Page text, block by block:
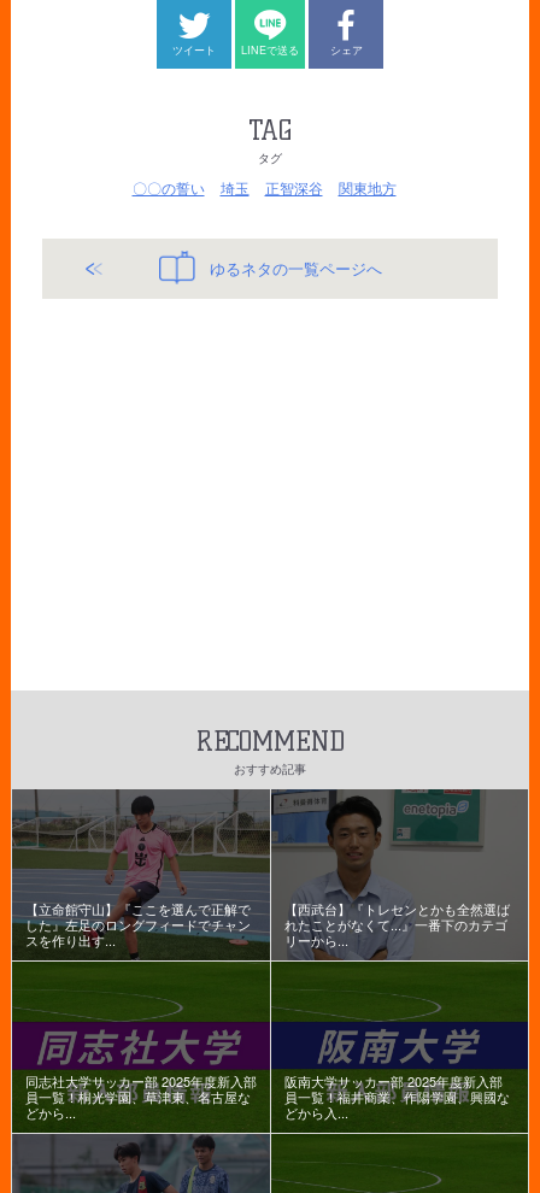
ツイート LINEで送る シェア
TAG
タグ
〇〇の誓い 埼玉 正智深谷 関東地方
ゆるネタの一覧ページへ
RECOMMEND
おすすめ記事
【立命館守山】『ここを選んで正解で
した』左足のロングフィードでチャン
スを作り出す...
【西武台】『トレセンとかも全然選ば
れたことがなくて...』一番下のカテゴ
リーから...
同志社大学サッカー部 2025年度新入部
員一覧！桐光学園、草津東、名古屋な
どから...
阪南大学サッカー部 2025年度新入部
員一覧！福井商業、作陽学園、興國な
どから入...